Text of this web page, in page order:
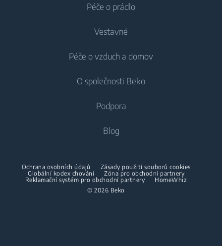
Chlazení
Lednice
Mrazáky
Vestavné lednice s mrazákem
Vaření
Trouby
Vestavné mikrovlnky
Péče o prádlo
Pračky
Vestavné pračky
Pračky se sušičkou
Sušičky
Žehličky
Vestavné
Vestavné lednice
Vestavné lednice s mrazákem
Vaření
Vestavné mikrovlnky
Varné desky
Péče o vzduch a domov
Péče o vzduch
Klimatizace
Dehumidifier
Bezdrátové vysavače
O společnosti Beko
O nás
Beko Professional
Spolupráce
Podpora
Blog
© 2026 Beko
Ochrana osobních údajů
Zásady použití souborů cookies
Globální kodex chování
Zóna pro obchodní partnery
Reklamační systém pro obchodní partnery
HomeWhiz